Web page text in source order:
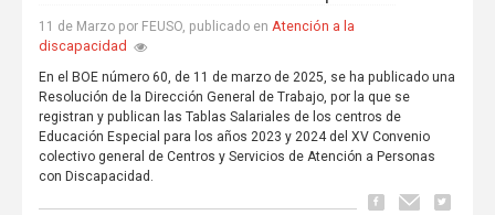
11 de Marzo por FEUSO, publicado en Atención a la
discapacidad
En el BOE número 60, de 11 de marzo de 2025, se ha publicado una
Resolución de la Dirección General de Trabajo, por la que se
registran y publican las Tablas Salariales de los centros de
Educación Especial para los años 2023 y 2024 del XV Convenio
colectivo general de Centros y Servicios de Atención a Personas
con Discapacidad.